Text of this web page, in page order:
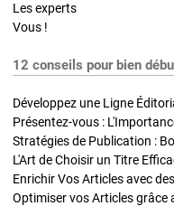
Les experts
Vous !
12 conseils pour bien
Développez une Ligne
Présentez-vous :
L'Art de Choisir un Titre
Optimiser vos Articles grâce